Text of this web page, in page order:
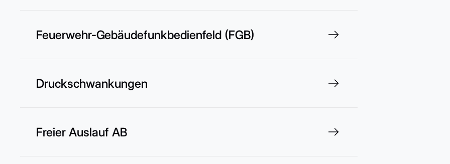
Feuerwehr-Gebäudefunkbedienfeld (FGB)
Druckschwankungen
Freier Auslauf AB